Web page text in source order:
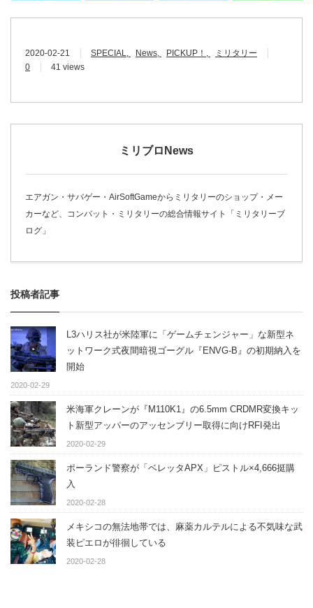
2020-02-21 SPECIAL News PICKUP！
ミリタリー
0
41 views
ミリブロNews
エアガン・サバゲー・AirSoftGameからミリタリーのショップ・メー
カーなど、コンバット・ミリタリーの総合情報サイト「ミリタリーブ
ログ」
投稿者記事
L3ハリス社が米陸軍に「ゲームチェンジャー」な新型ネ
ットワーク式夜間暗視ゴーグル『ENVG-B』の初期納入を
開始
2020-02-29
米海軍クレーンが『M110K1』の6.5mm CRDMR変換キッ
ト新型アッパーのアッセンブリー取得に向けRFI発出
2020-02-29
ポーランド警察が「ベレッタAPX」ピストル×4,666挺購
入
2020-02-28
メキシコの無法地帯では、麻薬カルテルによる不気味な武
装ピエロが徘徊している
2020-02-28